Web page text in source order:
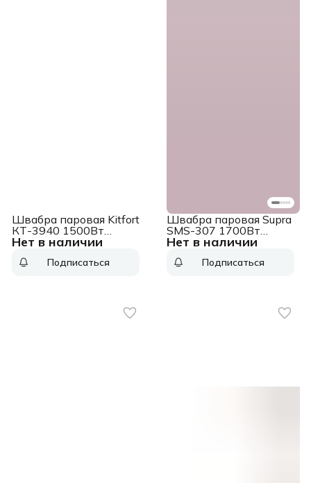
Нет в наличии
Швабра паровая Kitfort
КТ-3940 1500Вт
розовый/черный
Подписаться
Нет в наличии
Швабра паровая Supra
SMS-307 1700Вт
белый/розовый
Подписаться